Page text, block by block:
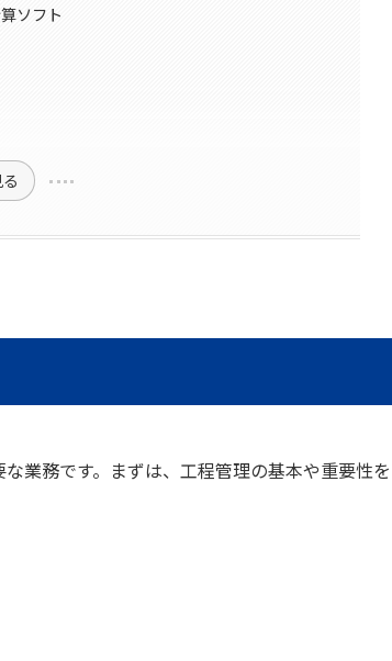
ソフト
業務です。まずは、工程管理の基本や重要性を